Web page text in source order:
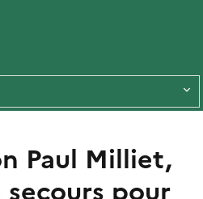
Paul Milliet,